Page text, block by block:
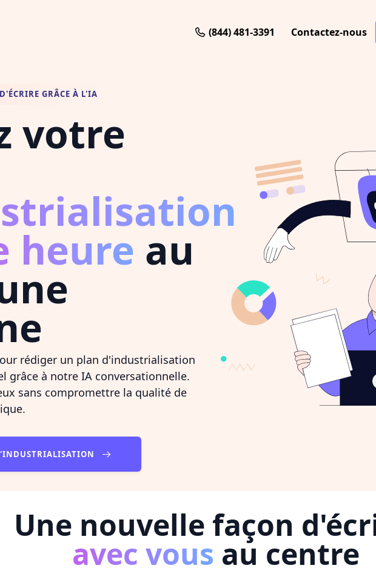
(844) 481-3391 Contactez-nous
GRÂCE À L'IA
votre
heure au
rédiger un plan d'industrialisation
grâce à notre IA conversationnelle.
sans compromettre la qualité de
Une nouvelle façon
avec vous au centre